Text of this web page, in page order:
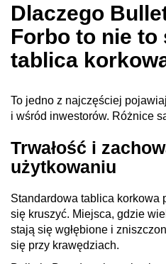
Dlaczego
Forbo to nie to
tablica
To jedno z najczęściej
i wśród inwestorów. Różnice
Trwałość i
użytkowaniu
Standardowa tablica korkowa
się kruszyć. Miejsca, gdzie
stają się wgłębione i
się przy krawędziach.